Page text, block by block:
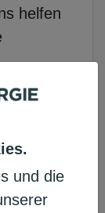
und die
helfen
halten.